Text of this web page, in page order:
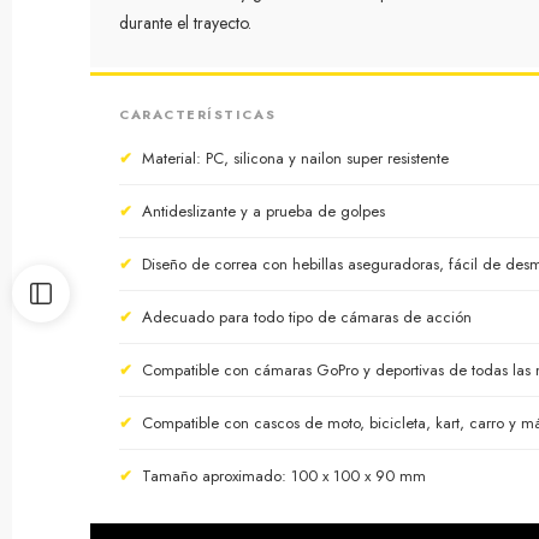
durante el trayecto.
CARACTERÍSTICAS
✔ Material: PC, silicona y nailon super resistente
✔ Antideslizante y a prueba de golpes
✔ Diseño de correa con hebillas aseguradoras, fácil de
✔ Adecuado para todo tipo de cámaras de acción
✔ Compatible con cámaras GoPro y deportivas de todas las
✔ Compatible con cascos de moto, bicicleta, kart, carro y
✔ Tamaño aproximado: 100 x 100 x 90 mm